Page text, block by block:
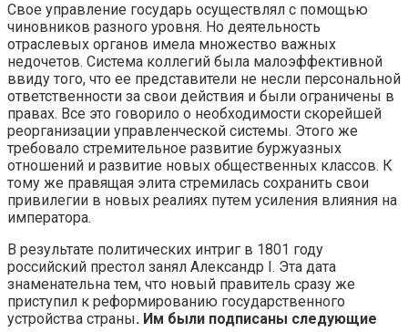
Свое управление государь осуществлял с помощью
чиновников разного уровня. Но деятельность
отраслевых органов имела множество важных
недочетов. Система коллегий была малоэффективной
ввиду того, что ее представители не несли персональной
ответственности за свои действия и были ограничены в
правах. Все это говорило о необходимости скорейшей
реорганизации управленческой системы. Этого же
требовало стремительное развитие буржуазных
отношений и развитие новых общественных классов. К
тому же правящая элита стремилась сохранить свои
привилегии в новых реалиях путем усиления влияния на
императора.
В результате политических интриг в 1801 году
российский престол занял Александр I. Эта дата
знаменательна тем, что новый правитель сразу же
приступил к реформированию государственного
устройства страны. Им были подписаны следующие